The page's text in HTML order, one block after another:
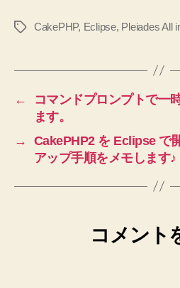
タ
CakePHP, Eclipse, Pleiades All
←
コマンドプロンプトで一
ます。
→
CakePHP2 を Eclipse で
アップ手順をメモします♪
コメント